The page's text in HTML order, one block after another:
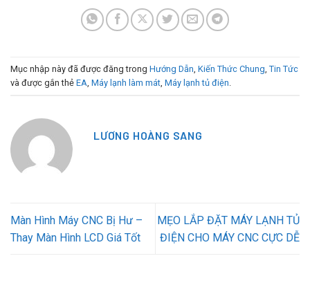
Mục nhập này đã được đăng trong Hướng Dẫn Kiến Thức Chung Tin Tức
và được gắn thẻ EA Máy lạnh làm mát Máy lạnh tủ điện
LƯƠNG HOÀNG SANG
Màn Hình Máy CNC Bị Hư –
Thay Màn Hình LCD Giá Tốt
MẸO LẮP ĐẶT MÁY LẠNH TỦ
ĐIỆN CHO MÁY CNC CỰC DỄ